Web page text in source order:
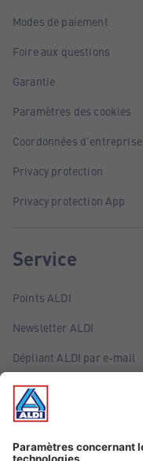
Modes de paiement
Foire aux questions
Garantie
Paramètres des cookies
Coordonnées d'entreprise
Privacy protection
Privacy protection App
Service
Points ALDI
Newsletter ALDI
Dépliant ALDI par e-mail
Offres
Infos essentielles